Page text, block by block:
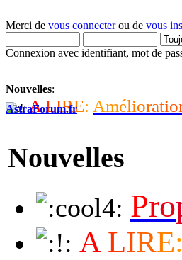
Merci de vous connecterou de vous
Connexion avec identifiant, mot de
Nouvelles:
A LIRE: Amélioratio
AstraForum.fr
Nouvelles
Pro
A LIRE: